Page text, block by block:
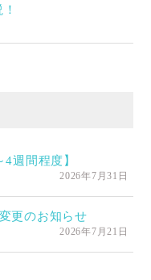
週間程度】
2026年7月31日
更のお知らせ
2026年7月21日